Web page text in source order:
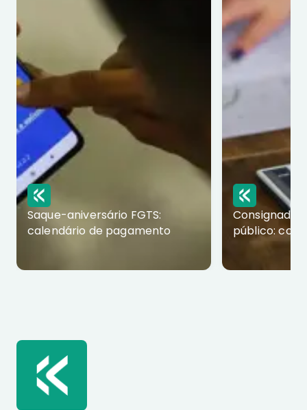
Saque-aniversário FGTS:
calendário de pagamento
Consignado
público: